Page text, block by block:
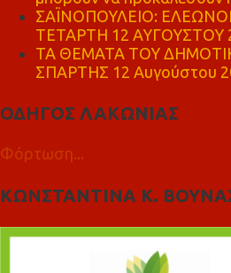
ΣΑΪΝΟΠΟΥΛΕΙΟ:
ΤΕΤΑΡΤΗ 12 ΑΥΓΟΥΣΤΟΥ
ΤΑ ΘΕΜΑΤΑ ΤΟΥ
ΣΠΑΡΤΗΣ 12 Αυγούστου
ΟΔΗΓΟΣ ΛΑΚΩΝΙΑΣ
Φόρτωση...
ΚΩΝΣΤΑΝΤΙΝΑ Κ.